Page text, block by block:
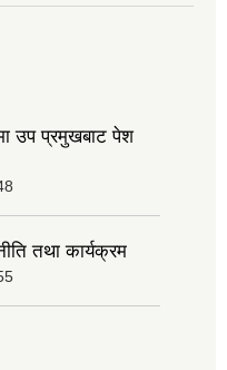
उप प्रमुखबाट पेश
तथा कार्यक्रम